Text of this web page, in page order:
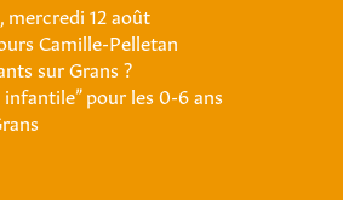
mercredi 12 août
Camille-Pelletan
sur Grans ?
pour les 0-6 ans